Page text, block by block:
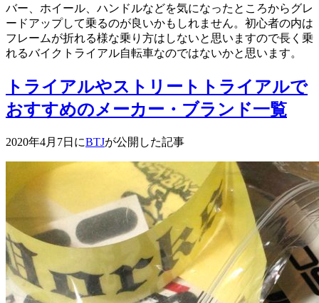
バー、ホイール、ハンドルなどを気になったところからグレ
ードアップして乗るのが良いかもしれません。初心者の内は
フレームが折れる様な乗り方はしないと思いますので長く乗
れるバイクトライアル自転車なのではないかと思います。
トライアルやストリートトライアルで
おすすめのメーカー・ブランド一覧
2020年4月7日にBTJが公開した記事